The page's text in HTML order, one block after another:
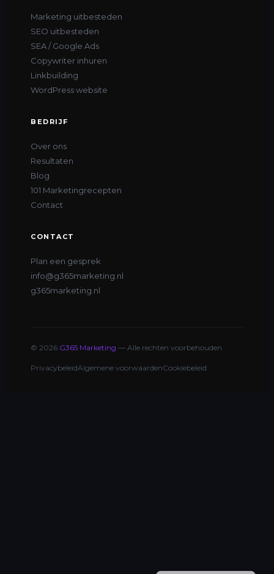
Marketing uitbesteden
SEO uitbesteden
SEA / Google Ads
Copywriter inhuren
Linkbuilding
WordPress website
BEDRIJF
Over ons
Resultaten
Blog
101 Marketingrecepten
Contact
CONTACT
Plan een gesprek
info@g365marketing.nl
g365marketing.nl
© 2026 G365 Marketing — Alle rechten voorbehouden
PrivacybeleidAlgemene voorwaardenCookiebeleid